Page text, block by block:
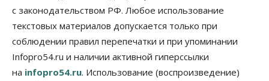
07 Августа 2026, 12:00
Жители Новосибирска смогут добровольно
повысить свою пенсию
07 Августа 2026, 11:30
с законодательством РФ. Любое использование
текстовых материалов допускается только при
соблюдении правил перепечатки и при упоминании
Infopro54.ru и наличии активной гиперссылки
на infopro54.ru. Использование (воспроизведение)